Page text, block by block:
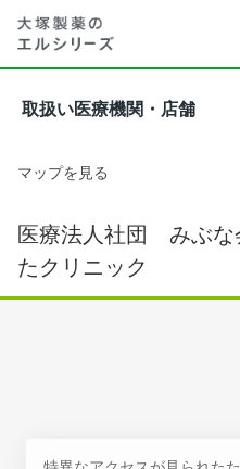
取扱い医療機関・店舗
マップを見る
医療法人社団 みぶ
たクリニック